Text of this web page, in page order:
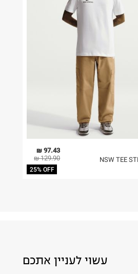
97.43 ₪
129.90 ₪
25% OFF
עשוי לעניין אתכם